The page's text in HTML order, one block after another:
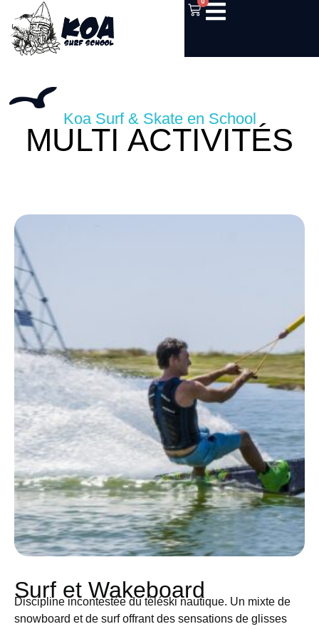
Koa Surf & Skate en School
MULTI ACTIVITÉS
Surf et Wakeboard
Discipline incontestée du téléski nautique. Un mixte de
snowboard et de surf offrant des sensations de glisses